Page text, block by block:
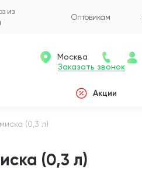
из
Оптовикам
Заказать звонок
Москва
Акции
(0,3 л)
(0,3 л)